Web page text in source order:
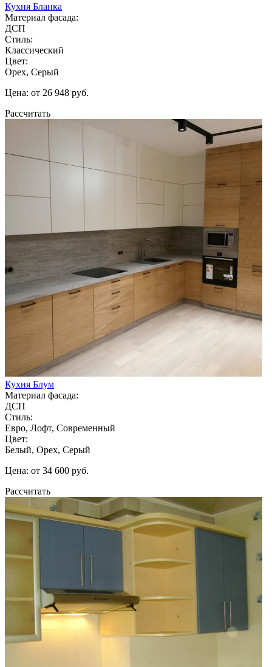
Кухня Бланка
Материал фасада:
ДСП
Стиль:
Классический
Цвет:
Орех, Серый
Цена: от 26 948 руб.
Рассчитать
Кухня Блум
Материал фасада:
ДСП
Стиль:
Евро, Лофт, Современный
Цвет:
Белый, Орех, Серый
Цена: от 34 600 руб.
Рассчитать